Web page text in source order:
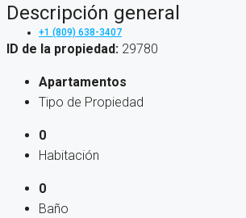
+1 (809) 638-3407
Descripción general
ID de la propiedad: 29780
Apartamentos
Tipo de Propiedad
0
Habitación
0
Baño